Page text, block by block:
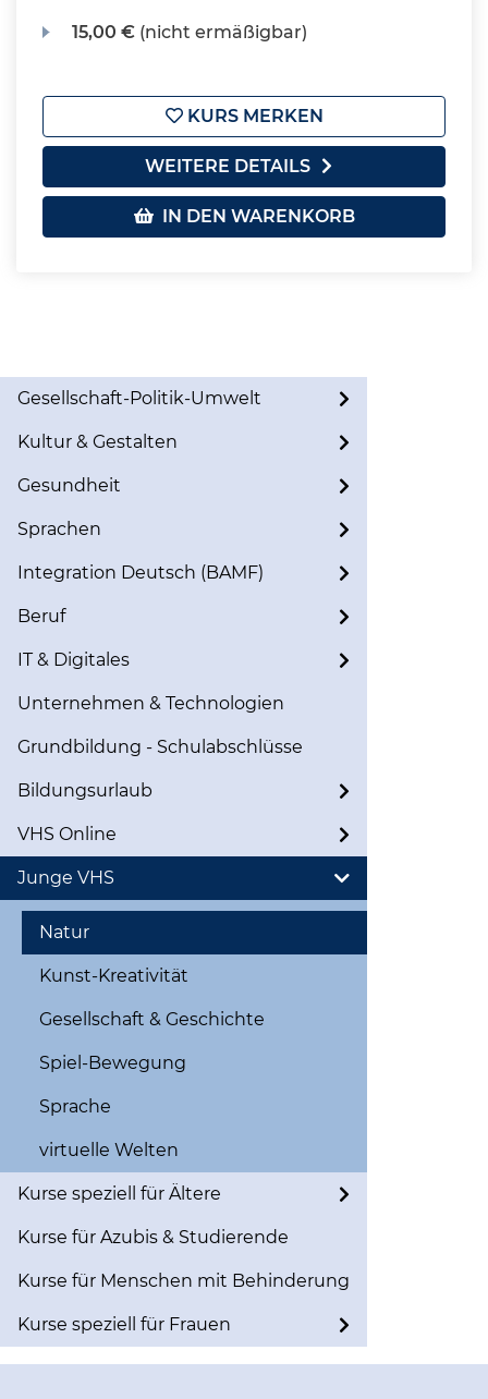
15,00 € (nicht ermäßigbar)
KURS MERKEN
WEITERE DETAILS
IN DEN WARENKORB
Gesellschaft-Politik-Umwelt
Kultur & Gestalten
Gesundheit
Sprachen
Integration Deutsch (BAMF)
Beruf
IT & Digitales
Unternehmen & Technologien
Grundbildung - Schulabschlüsse
Bildungsurlaub
VHS Online
Junge VHS
Natur
Kunst-Kreativität
Gesellschaft & Geschichte
Spiel-Bewegung
Sprache
virtuelle Welten
Kurse speziell für Ältere
Kurse für Azubis & Studierende
Kurse für Menschen mit Behinderung
Kurse speziell für Frauen